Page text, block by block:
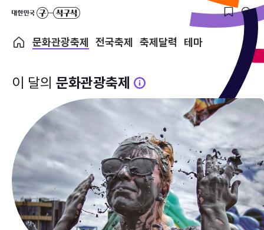
문화관광축제 전국축제 축제달력 테마
이 달의 문화관광축제